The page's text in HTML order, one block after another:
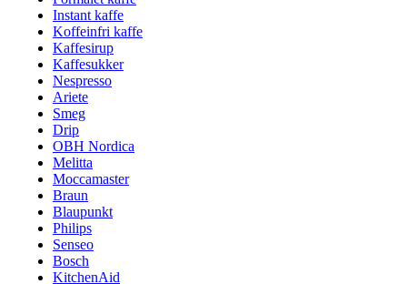
Instant kaffe
Koffeinfri kaffe
Kaffesirup
Kaffesukker
Nespresso
Ariete
Smeg
Drip
OBH Nordica
Melitta
Moccamaster
Braun
Blaupunkt
Philips
Senseo
Bosch
KitchenAid